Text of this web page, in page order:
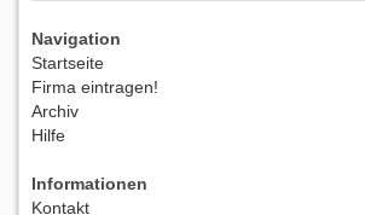
Navigation
Startseite
Firma eintragen!
Archiv
Hilfe
Informationen
Kontakt